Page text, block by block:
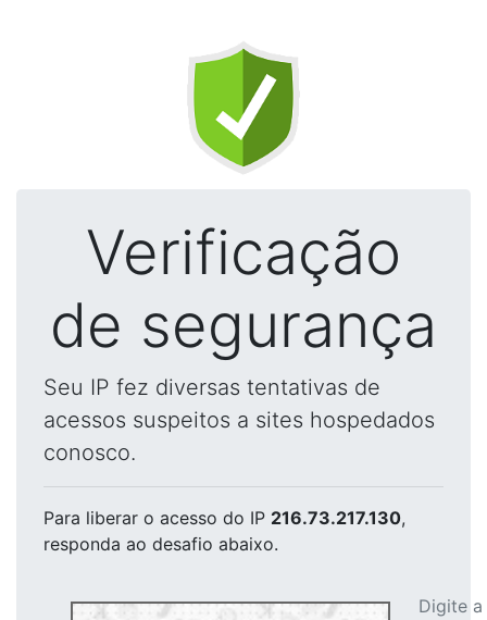
Verificação
de segurança
Seu IP fez diversas tentativas de
acessos suspeitos a sites hospedados
conosco.
Para liberar o acesso do IP 216.73.217.130,
responda ao desafio abaixo.
Digite